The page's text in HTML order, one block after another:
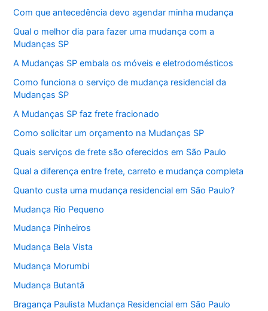
Com que antecedência devo agendar minha mudança
Qual o melhor dia para fazer uma mudança com a
Mudanças SP
A Mudanças SP embala os móveis e eletrodomésticos
Como funciona o serviço de mudança residencial da
Mudanças SP
A Mudanças SP faz frete fracionado
Como solicitar um orçamento na Mudanças SP
Quais serviços de frete são oferecidos em São Paulo
Qual a diferença entre frete, carreto e mudança completa
Quanto custa uma mudança residencial em São Paulo?
Mudança Rio Pequeno
Mudança Pinheiros
Mudança Bela Vista
Mudança Morumbi
Mudança Butantã
Bragança Paulista Mudança Residencial em São Paulo